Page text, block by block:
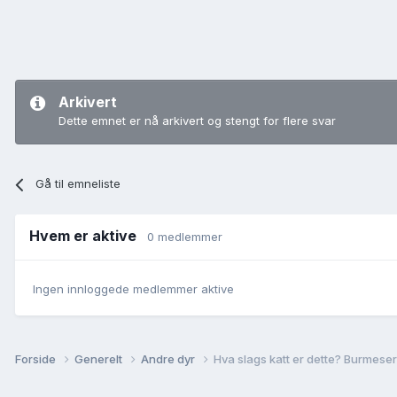
Arkivert
Dette emnet er nå arkivert og stengt for flere svar
Gå til emneliste
Hvem er aktive 0 medlemmer
Ingen innloggede medlemmer aktive
Forside Generelt Andre dyr Hva slags katt er dette?